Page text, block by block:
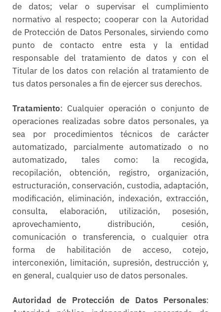
de datos; velar o supervisar el cumplimiento
normativo al respecto; cooperar con la Autoridad
de Protección de Datos Personales, sirviendo como
punto de contacto entre esta y la entidad
responsable del tratamiento de datos y con el
Titular de los datos con relación al tratamiento de
tus datos personales a fin de ejercer sus derechos.
Tratamiento: Cualquier operación o conjunto de
operaciones realizadas sobre datos personales, ya
sea por procedimientos técnicos de carácter
automatizado, parcialmente automatizado o no
automatizado, tales como: la recogida,
recopilación, obtención, registro, organización,
estructuración, conservación, custodia, adaptación,
modificación, eliminación, indexación, extracción,
consulta, elaboración, utilización, posesión,
aprovechamiento, distribución, cesión,
comunicación o transferencia, o cualquier otra
forma de habilitación de acceso, cotejo,
interconexión, limitación, supresión, destrucción y,
en general, cualquier uso de datos personales.
Autoridad de Protección de Datos Personales: